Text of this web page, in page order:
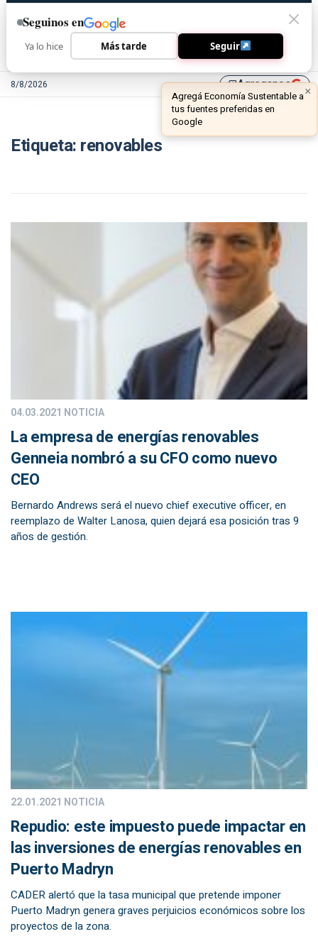
8/8/2026 library_addAgreganos
Etiqueta: renovables
04.03.2021 NOTICIA
La empresa de energías renovables
Genneia nombró a su CFO como nuevo
CEO
Bernardo Andrews será el nuevo chief executive officer, en
reemplazo de Walter Lanosa, quien dejará esa posición tras 9
años de gestión.
22.01.2021 NOTICIA
Repudio: este impuesto puede impactar en
las inversiones de energías renovables en
Puerto Madryn
CADER alertó que la tasa municipal que pretende imponer
Puerto Madryn genera graves perjuicios económicos sobre los
proyectos de la zona.
Seguinos en
Ya lo hice Más tarde Seguir